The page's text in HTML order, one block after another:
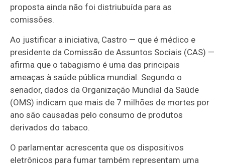
proposta ainda não foi distriubuída para as
comissões.
Ao justificar a iniciativa, Castro — que é médico e
presidente da Comissão de Assuntos Sociais (CAS) —
afirma que o tabagismo é uma das principais
ameaças à saúde pública mundial. Segundo o
senador, dados da Organização Mundial da Saúde
(OMS) indicam que mais de 7 milhões de mortes por
ano são causadas pelo consumo de produtos
derivados do tabaco.
O parlamentar acrescenta que os dispositivos
eletrônicos para fumar também representam uma